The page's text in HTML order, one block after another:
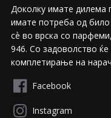
Доколку имате дилема
имате потреба од било
сѐ во врска со
946. Со задоволство
комплетирање на
Facebook
Instagram